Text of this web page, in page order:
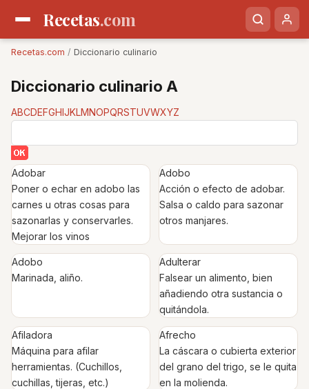
Recetas.com
Recetas.com / Diccionario culinario
Diccionario culinario A
ABCDEFGHIJKLMNOPQRSTUVWXYZ
Adobar
Poner o echar en adobo las
carnes u otras cosas para
sazonarlas y conservarles.
Mejorar los vinos
Adobo
Acción o efecto de adobar.
Salsa o caldo para sazonar
otros manjares.
Adobo
Marinada, aliño.
Adulterar
Falsear un alimento, bien
añadiendo otra sustancia o
quitándola.
Afiladora
Máquina para afilar
herramientas. (Cuchillos,
cuchillas, tijeras, etc.)
Afrecho
La cáscara o cubierta exterior
del grano del trigo, se le quita
en la molienda.